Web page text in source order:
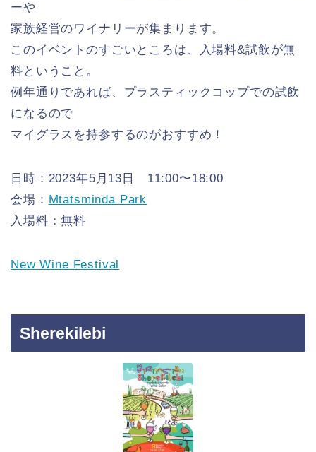
ーや
家族経営のワイナリーが集まります。
このイベントのすごいところは、入場料&試飲が無
料ということ。
例年通りであれば、プラスティックコップでの試飲
になるので
マイグラスを持参するのがおすすめ！
日時：2023年5月13日 11:00〜18:00
会場： Mtatsminda Park
入場料：無料
New Wine Festival
Sherekilebi